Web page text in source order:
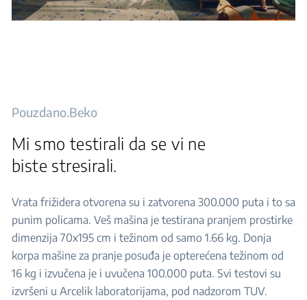
Pouzdano.Beko
Mi smo testirali da se vi ne
biste stresirali.
Vrata frižidera otvorena su i zatvorena 300.000 puta i to sa
punim policama. Veš mašina je testirana pranjem prostirke
dimenzija 70x195 cm i težinom od samo 1.66 kg. Donja
korpa mašine za pranje posuđa je opterećena težinom od
16 kg i izvučena je i uvučena 100.000 puta. Svi testovi su
izvršeni u Arcelik laboratorijama, pod nadzorom TUV.